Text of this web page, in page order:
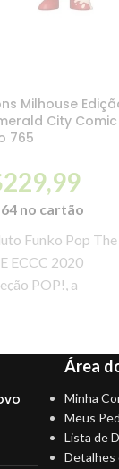
Milhouse
City Comic
765
229,99
no cartão
Funko Pop The
ECCC 2020
POP!, a
Área
Minha
Meus
Lista de
Detalhes